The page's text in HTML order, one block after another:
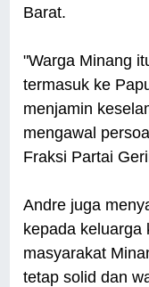
Barat.
"Warga Minang
termasuk ke
menjamin
mengawal
Fraksi Partai
Andre juga
kepada keluarga
masyarakat
tetap solid dan